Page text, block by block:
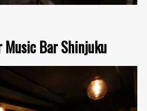
Music Bar Shinjuku